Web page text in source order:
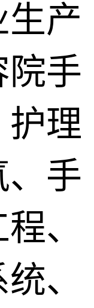
生产
院手
护理
、手
、
、